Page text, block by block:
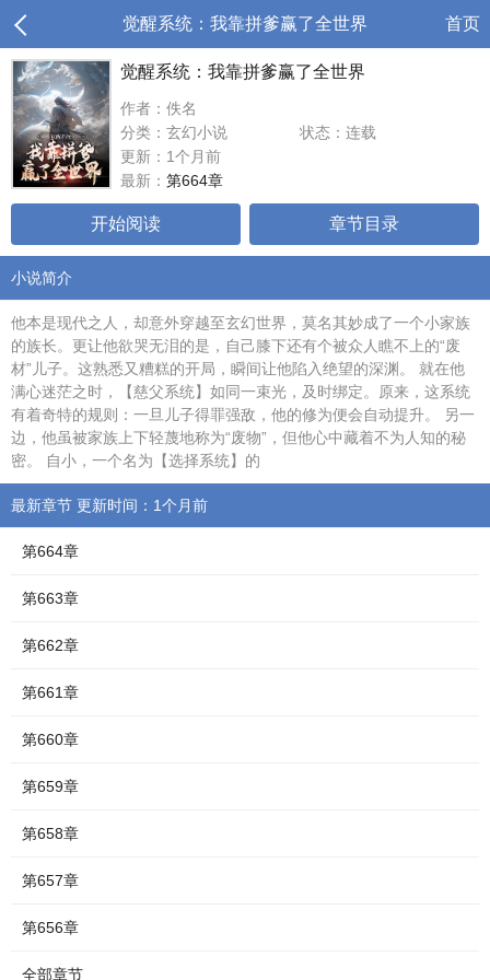
觉醒系统：我靠拼爹赢了全世界 首页
觉醒系统：我靠拼爹赢了全世界
作者：佚名
分类：玄幻小说
状态：连载
更新：1个月前
最新： 第664章
开始阅读 章节目录
小说简介
他本是现代之人，却意外穿越至玄幻世界，莫名其妙成了一个小家族
的族长。更让他欲哭无泪的是，自己膝下还有个被众人瞧不上的“废
材”儿子。这熟悉又糟糕的开局，瞬间让他陷入绝望的深渊。 就在他
满心迷茫之时，【慈父系统】如同一束光，及时绑定。原来，这系统
有着奇特的规则：一旦儿子得罪强敌，他的修为便会自动提升。 另一
边，他虽被家族上下轻蔑地称为“废物”，但他心中藏着不为人知的秘
密。 自小，一个名为【选择系统】的
最新章节 更新时间：1个月前
第664章
第663章
第662章
第661章
第660章
第659章
第658章
第657章
第656章
全部章节